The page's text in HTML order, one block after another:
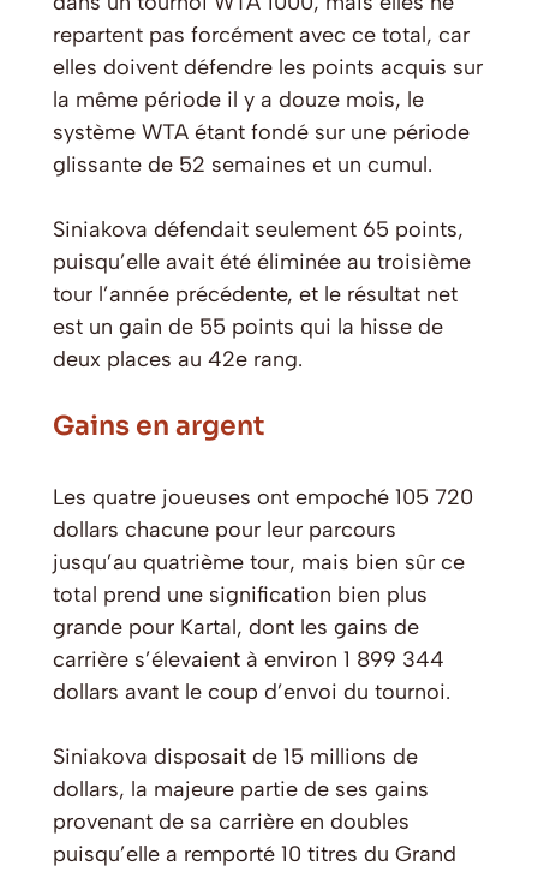
repartent pas forcément avec ce total, car
elles doivent défendre les points acquis sur
la même période il y a douze mois, le
système WTA étant fondé sur une période
glissante de 52 semaines et un cumul.
Siniakova défendait seulement 65 points,
puisqu’elle avait été éliminée au troisième
tour l’année précédente, et le résultat net
est un gain de 55 points qui la hisse de
deux places au 42e rang.
Gains en argent
Les quatre joueuses ont empoché 105 720
dollars chacune pour leur parcours
jusqu’au quatrième tour, mais bien sûr ce
total prend une signification bien plus
grande pour Kartal, dont les gains de
carrière s’élevaient à environ 1 899 344
dollars avant le coup d’envoi du tournoi.
Siniakova disposait de 15 millions de
dollars, la majeure partie de ses gains
provenant de sa carrière en doubles
puisqu’elle a remporté 10 titres du Grand